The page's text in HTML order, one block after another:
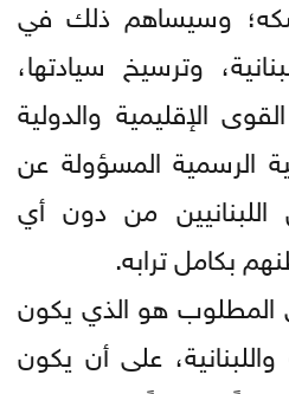
وسيساهم ذلك في
وترسيخ سيادتها،
الإقليمية والدولية
الرسمية المسؤولة عن
اللبنانيين من دون أي
بكامل ترابه.
المطلوب هو الذي يكون
على أن يكون